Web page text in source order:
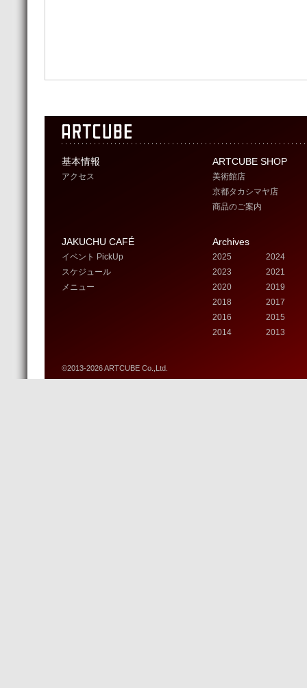
基本情報
アクセス
ARTCUBE SHOP
美術館店
京都タカシマヤ店
商品のご案内
JAKUCHU CAFÉ
イベント PickUp
スケジュール
メニュー
Archives
2025
2024
2023
2021
2020
2019
2018
2017
2016
2015
2014
2013
©2013-2026 ARTCUBE Co.,Ltd.